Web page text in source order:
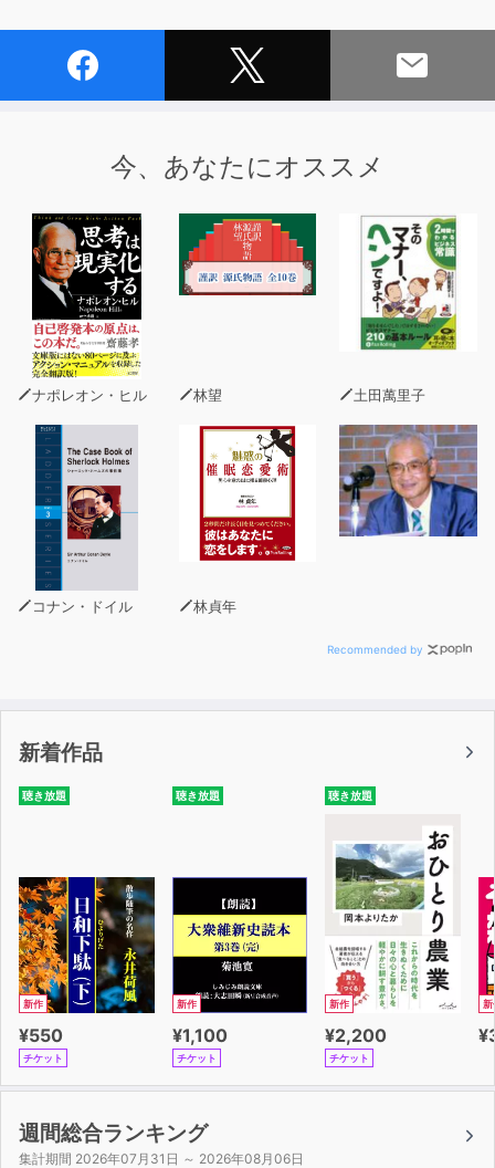
が上手です。
的な疲れを持ち越さず、
勉強や仕事をスムーズにこなしています。
本書は、医師としての業務の傍らで
執筆やビジネスなどをパワフルにこなす著者が、
日々忙しく働くビジネスパーソンに向けて、
「睡眠」「運動と姿勢」「アイケア」「食事」「脳科学と
という6つのパートに分け、エビデンスに基づく効率的な
休息法を教えます。
今、あなたにオススメ
ナポレオン・ヒル 林望 土田萬里子
コナン・ドイル 林貞年
Recommended by
新着作品
聴き放題
新作
¥550
チケット
聴き放題
新作
¥1,100
チケット
聴き放題
新作
¥2,200
チケット
新
週間総合ランキング
集計期間 2026年07月31日 ～ 2026年08月06日